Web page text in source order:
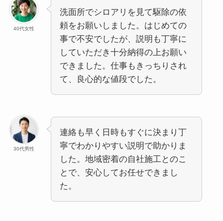
40代女性
洗面所でシロアリを見て駆除の依
頼をお願いしました。はじめての
事で不安でしたが、説明も丁寧に
していただき十分納得の上お願い
できました。仕事もきっちりされ
て、良心的な値段でした。
30代男性
連絡も早く日時もすぐに決まり丁
寧でわかりやすい説明で助かりま
した。地域密着の自社施工とのこ
とで、安心してお任せできまし
た。